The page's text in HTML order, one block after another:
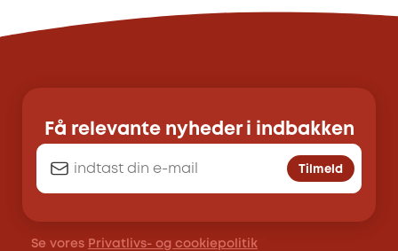
Få relevante nyheder i indbakken
Tilmeld
Se vores Privatlivs- og cookiepolitik